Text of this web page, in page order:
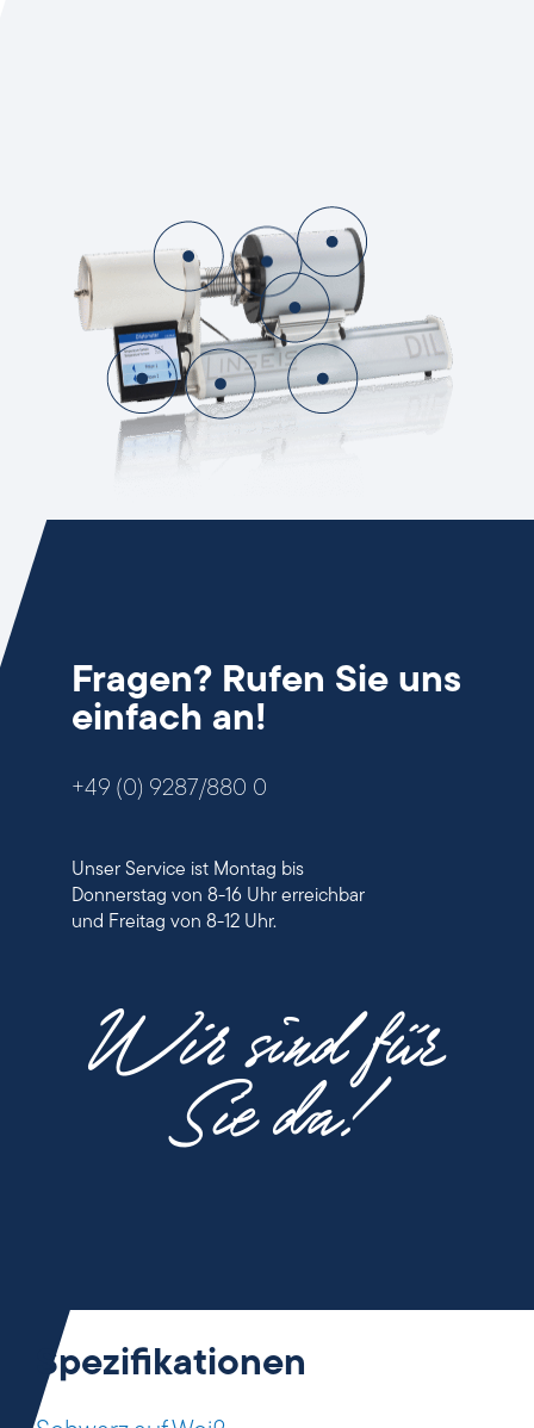
Fragen? Rufen Sie uns
einfach an!
+49 (0) 9287/880 0
Unser Service ist Montag bis
Donnerstag von 8-16 Uhr erreichbar
und Freitag von 8-12 Uhr.
Wir sind für
Sie da!
Spezifikationen